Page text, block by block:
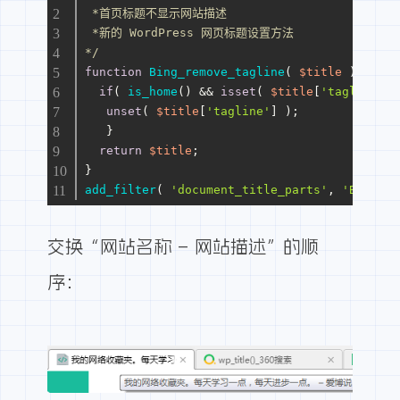
*首页标题不显示网站描述
*新的 WordPress 网页标题设置方法
*/
function
Bing_remove_tagline ( $title )
if ( is_home () && isset ( $title 'tagline'
unset ( $title 'tagline'
] );
   }
return
$title ;
}
add_filter( 'document_title_parts' ,
交换“网站名称 – 网站描述”的顺
序：